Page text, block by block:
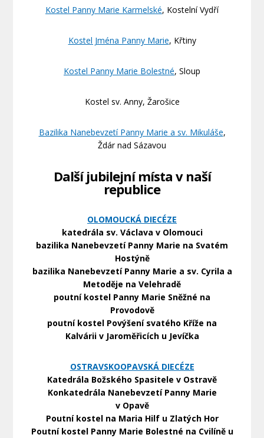
Kostel Panny Marie Karmelské, Kostelní Vydří
Kostel Jména Panny Marie, Křtiny
Kostel Panny Marie Bolestné, Sloup
Kostel sv. Anny, Žarošice
Bazilika Nanebevzetí Panny Marie a sv. Mikuláše,
Ždár nad Sázavou
Další jubilejní místa v naší
republice
OLOMOUCKÁ DIECÉZE
katedrála sv. Václava v Olomouci
bazilika Nanebevzetí Panny Marie na Svatém
Hostýně
bazilika Nanebevzetí Panny Marie a sv. Cyrila a
Metoděje na Velehradě
poutní kostel Panny Marie Sněžné na
Provodově
poutní kostel Povýšení svatého Kříže na
Kalvárii v Jaroměřicích u Jevíčka
OSTRAVSKOOPAVSKÁ DIECÉZE
Katedrála Božského Spasitele v Ostravě
Konkatedrála Nanebevzetí Panny Marie
v Opavě
Poutní kostel na Maria Hilf u Zlatých Hor
Poutní kostel Panny Marie Bolestné na Cvilíně u